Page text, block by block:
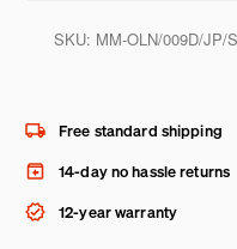
SKU: MM-OLN/009D/JP/
Free standard shipping
14-day no hassle returns
12-year warranty